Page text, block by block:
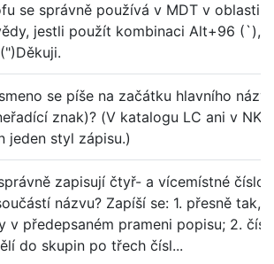
se správně používá v MDT v oblasti
jestli použít kombinaci Alt+96 (`),
se píše na začátku hlavního
znak)? (V katalogu LC ani v
jeden styl zápisu.)
zapisují čtyř- a vícemístné
názvu? Zapíší se: 1. přesně tak,
v předepsaném prameni popisu; 2.
do skupin po třech čísl...